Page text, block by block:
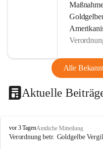
Alle
Aktuelle
B
r
vor 3 TagenAmtliche Mitteilung
Verordnung betr. Goldgelbe